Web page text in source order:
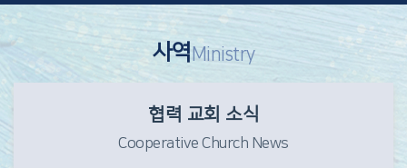
사역 Ministry
협력 교회 소식
Cooperative Church News